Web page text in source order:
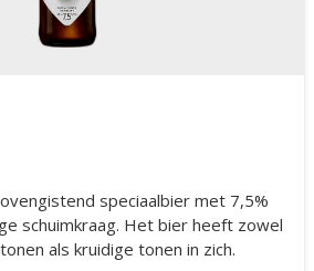
speciaalbier met 7,5%
schuimkraag. Het bier heeft zowel
als kruidige tonen in zich.